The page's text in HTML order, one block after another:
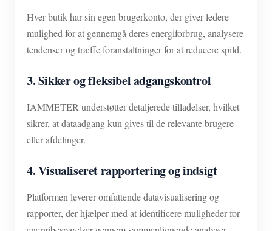
Hver butik har sin egen brugerkonto, der giver ledere
mulighed for at gennemgå deres energiforbrug, analysere
tendenser og træffe foranstaltninger for at reducere spild.
3. Sikker og fleksibel adgangskontrol
IAMMETER understøtter detaljerede tilladelser, hvilket
sikrer, at dataadgang kun gives til de relevante brugere
eller afdelinger.
4. Visualiseret rapportering og indsigt
Platformen leverer omfattende datavisualisering og
rapporter, der hjælper med at identificere muligheder for